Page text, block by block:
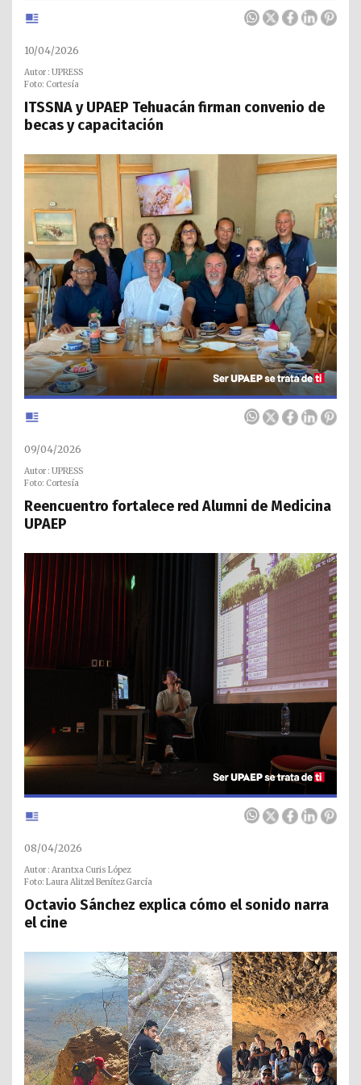
10/04/2026
Autor : UPRESS
Foto: Cortesía
ITSSNA y UPAEP Tehuacán firman convenio de
becas y capacitación
09/04/2026
Autor : UPRESS
Foto: Cortesía
Reencuentro fortalece red Alumni de Medicina
UPAEP
08/04/2026
Autor : Arantxa Curis López
Foto: Laura Alitzel Benítez García
Octavio Sánchez explica cómo el sonido narra
el cine